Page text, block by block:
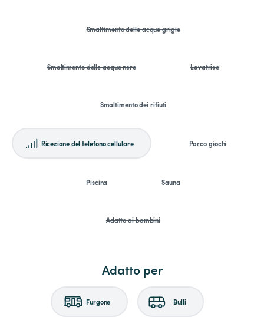
Smaltimento delle acque grigie
Smaltimento delle acque nere Lavatrice
Smaltimento dei rifiuti
Ricezione del telefono cellulare Parco giochi
Piscina Sauna
Adatto ai bambini
Adatto per
Furgone Bulli